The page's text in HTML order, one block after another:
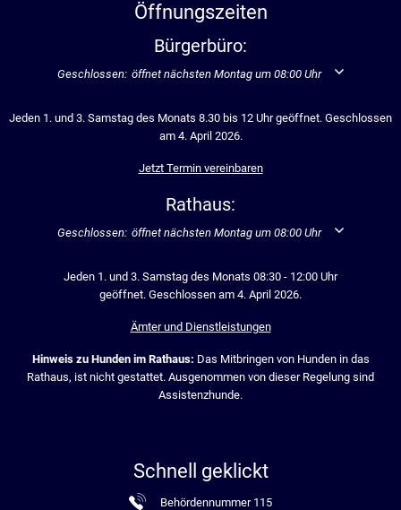
Öffnungszeiten
Bürgerbüro:
Klicken, um weitere Öffnungs- oder Schließzeiten auszublenden
Geschlossen: öffnet nächsten Montag um 08:00 Uhr
Jeden 1. und 3. Samstag des Monats 8.30 bis 12 Uhr geöffnet. Geschlossen
am 4. April 2026.
Jetzt Termin vereinbaren
Rathaus:
Klicken, um weitere Öffnungs- oder Schließzeiten auszublenden
Geschlossen: öffnet nächsten Montag um 08:00 Uhr
Jeden 1. und 3. Samstag des Monats 08:30 - 12:00 Uhr
geöffnet. Geschlossen am 4. April 2026.
Ämter und Dienstleistungen
Hinweis zu Hunden im Rathaus: Das Mitbringen von Hunden in das
Rathaus, ist nicht gestattet. Ausgenommen von dieser Regelung sind
Assistenzhunde.
Schnell geklickt
Behördennummer 115